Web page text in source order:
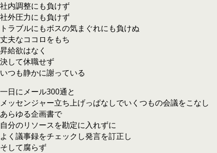
社内調整にも負けず
社外圧力にも負けず
トラブルにもボスの気まぐれにも負けぬ
丈夫なココロをもち
昇給欲はなく
決して休職せず
いつも静かに謝っている
一日にメール300通と
メッセンジャー立ち上げっぱなしでいくつもの会議をこなし
あらゆる企画書で
自分のリソースを勘定に入れずに
よく議事録をチェックし発言を訂正し
そして腐らず